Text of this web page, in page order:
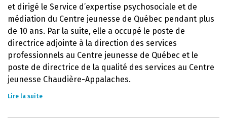
et dirigé le Service d’expertise psychosociale et de
médiation du Centre jeunesse de Québec pendant plus
de 10 ans. Par la suite, elle a occupé le poste de
directrice adjointe à la direction des services
professionnels au Centre jeunesse de Québec et le
poste de directrice de la qualité des services au Centre
jeunesse Chaudière-Appalaches.
Lire la suite